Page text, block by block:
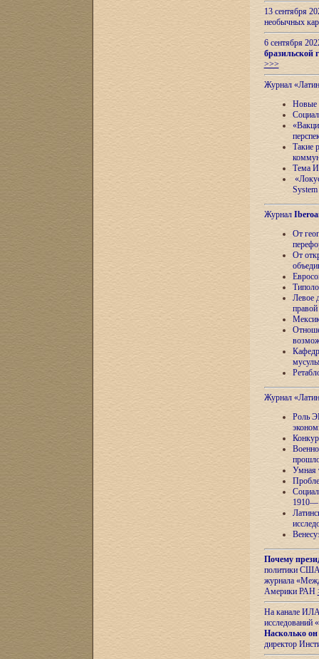
13 сентября
необычных
6 сентября
бразильской
>>>
Журнал
Новые
Такие
Тема
Журнал
От
От
Левое
Журнал
Роль
Умная
Почему
политики США
журнала
Америки РАН
На канале ИЛА
исследований «
Насколько он
директор